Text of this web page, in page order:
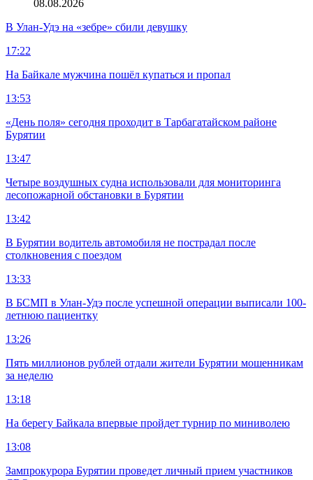
08.08.2026
В Улан-Удэ на «зебре» сбили девушку
17:22
На Байкале мужчина пошёл купаться и пропал
13:53
«День поля» сегодня проходит в Тарбагатайском районе
Бурятии
13:47
Четыре воздушных судна использовали для мониторинга
лесопожарной обстановки в Бурятии
13:42
В Бурятии водитель автомобиля не пострадал после
столкновения с поездом
13:33
В БСМП в Улан-Удэ после успешной операции выписали 100-
летнюю пациентку
13:26
Пять миллионов рублей отдали жители Бурятии мошенникам
за неделю
13:18
На берегу Байкала впервые пройдет турнир по миниволею
13:08
Зампрокурора Бурятии проведет личный прием участников